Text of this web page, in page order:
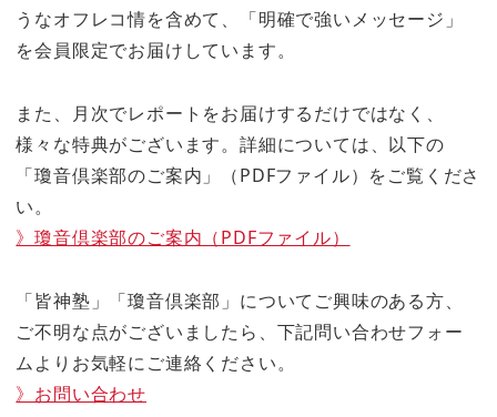
うなオフレコ情を含めて、「明確で強いメッセージ」
を会員限定でお届けしています。
また、月次でレポートをお届けするだけではなく、
様々な特典がございます。詳細については、以下の
「瓊音倶楽部のご案内」（PDFファイル）をご覧くださ
い。
》瓊音倶楽部のご案内（PDFファイル）
「皆神塾」「瓊音倶楽部」についてご興味のある方、
ご不明な点がございましたら、下記問い合わせフォー
ムよりお気軽にご連絡ください。
》お問い合わせ